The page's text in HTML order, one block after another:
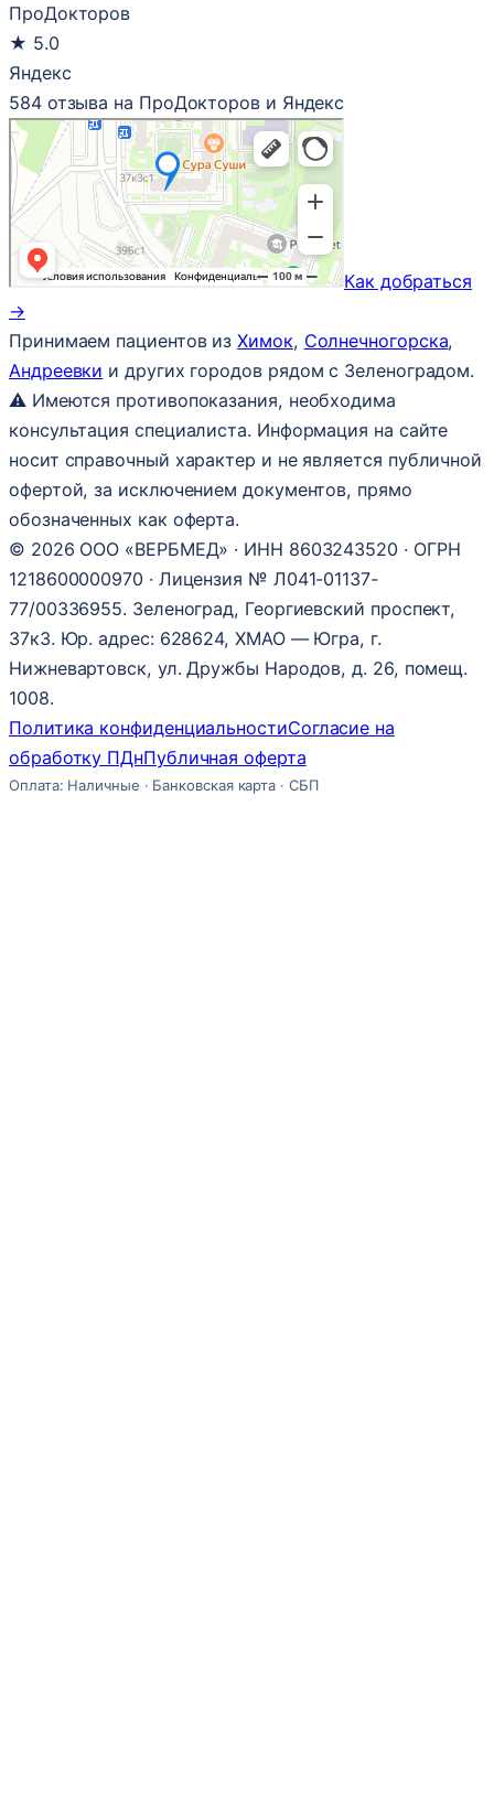
ПроДокторов
★ 5.0
Яндекс
584 отзыва на ПроДокторов и Яндекс
Как добраться
→
Принимаем пациентов изХимок, Солнечногорска,
Андреевки и других городов рядом с Зеленоградом.
⚠ Имеются противопоказания, необходима
консультация специалиста. Информация на сайте
носит справочный характер и не является публичной
офертой, за исключением документов, прямо
обозначенных как оферта.
© 2026 ООО «ВЕРБМЕД» · ИНН 8603243520 · ОГРН
1218600000970 · Лицензия № Л041-01137-
77/00336955. Зеленоград, Георгиевский проспект,
37к3. Юр. адрес: 628624, ХМАО — Югра, г.
Нижневартовск, ул. Дружбы Народов, д. 26, помещ.
1008.
Политика конфиденциальностиСогласие на
обработку ПДнПубличная оферта
Оплата: Наличные · Банковская карта · СБП